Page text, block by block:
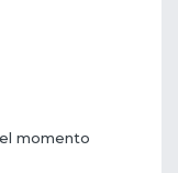
momento